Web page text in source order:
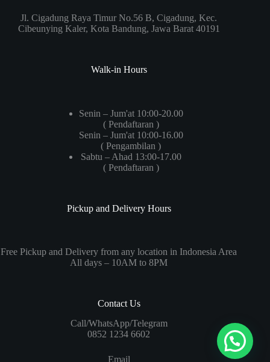
Jl. Cigadung Raya Timur No.56 B, Cigadung, Kec.
Cibeunying Kaler, Kota Bandung, Jawa Barat 40191
Walk-in Hours
Senin – Jum'at 10:00-20.00
( Pendaftaran )
Senin – Jum'at 10:00-16.00
( Pengambilan )
Sabtu – Ahad 13:00-17.00
( Pendaftaran )
Pickup and Delivery Hours
Free Pickup and Delivery from any location in Indonesia Area
All days – 10AM to 8PM
Contact Us
Call/WhatsApp/Telegram
0852 1234 6602
Email